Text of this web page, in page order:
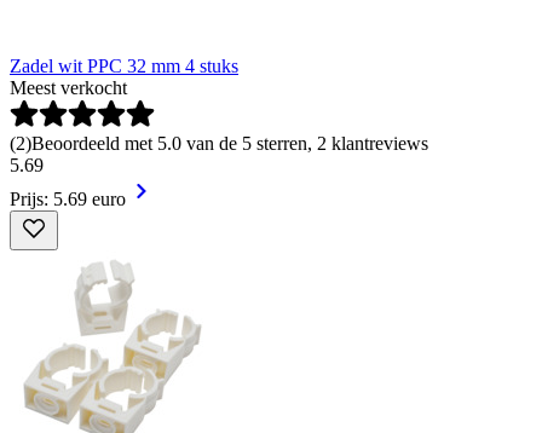
Zadel wit PPC 32 mm 4 stuks
Meest verkocht
(2)Beoordeeld met 5.0 van de 5 sterren, 2 klantreviews
5.69
Prijs: 5.69 euro